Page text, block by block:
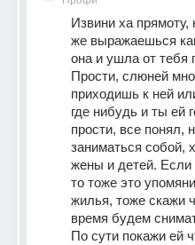
Извини ха прямоту,
же выражаешься
она и ушла от тебя
Прости, слюней
приходишь к ней
где нибудь и ты ей
прости, все понял,
заниматься собой,
жены и детей. Если
то тоже это
жилья, тоже скажи
время будем
По сути покажи ей